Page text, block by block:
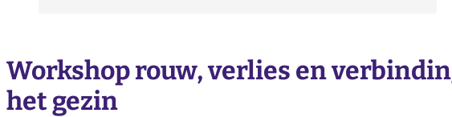
Workshop rouw, verlies en
het gezin